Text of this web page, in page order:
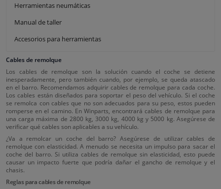
Herramientas neumáticas
Manual de taller
Accesorios para herramientas
Cables de remolque
Los cables de remolque son la solución cuando el coche se detiene
inesperadamente, pero también cuando, por ejemplo, se queda atascado
en el barro. Recomendamos adquirir cables de remolque para cada coche.
Los cables están diseñados para soportar el peso del vehículo. Si el coche
se remolca con cables que no son adecuados para su peso, estos pueden
romperse en el camino. En Winparts, encontrará cables de remolque para
una carga máxima de 2800 kg, 3000 kg, 4000 kg y 5000 kg. Asegúrese de
verificar qué cables son aplicables a su vehículo.
¿Va a remolcar un coche del barro? Asegúrese de utilizar cables de
remolque con elasticidad. A menudo se necesita un impulso para sacar el
coche del barro. Si utiliza cables de remolque sin elasticidad, esto puede
causar un impacto fuerte que podría dañar el gancho de remolque y el
chasis.
Reglas para cables de remolque